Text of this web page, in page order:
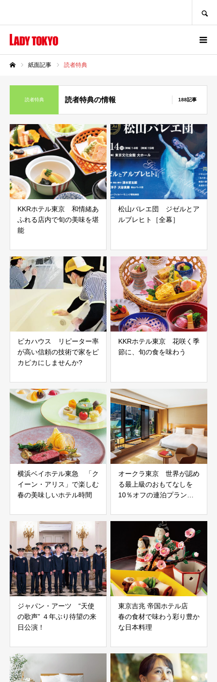
紙面記事 読者特典
読者特典 読者特典の情報 188記事
KKRホテル東京 和情緒あ
ふれる店内で旬の美味を堪
能
松山バレエ団 ジゼルとア
ルブレヒト［全幕］
ピカハウス リピーター率
が高い信頼の技術で家をピ
カピカにしませんか?
KKRホテル東京 花咲く季
節に、旬の食を味わう
横浜ベイホテル東急 「ク
イーン・アリス」で楽しむ
春の美味しいホテル時間
オークラ東京 世界が認め
る最上級のおもてなしを
10％オフの連泊プランで
ジャパン・アーツ “天使
の歌声” ４年ぶり待望の来
日公演！
東京吉兆 帝国ホテル店
春の食材で味わう彩り豊か
な日本料理